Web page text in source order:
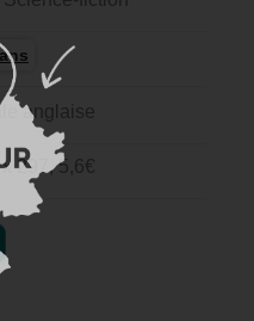
anglaise
x 297, 5,6€